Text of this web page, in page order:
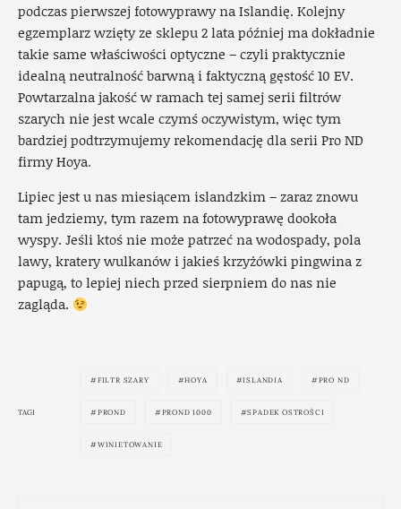
podczas pierwszej fotowyprawy na Islandię. Kolejny
egzemplarz wzięty ze sklepu 2 lata później ma dokładnie
takie same właściwości optyczne – czyli praktycznie
idealną neutralność barwną i faktyczną gęstość 10 EV.
Powtarzalna jakość w ramach tej samej serii filtrów
szarych nie jest wcale czymś oczywistym, więc tym
bardziej podtrzymujemy rekomendację dla serii Pro ND
firmy Hoya.
Lipiec jest u nas miesiącem islandzkim – zaraz znowu
tam jedziemy, tym razem na fotowyprawę dookoła
wyspy. Jeśli ktoś nie może patrzeć na wodospady, pola
lawy, kratery wulkanów i jakieś krzyżówki pingwina z
papugą, to lepiej niech przed sierpniem do nas nie
zagląda.
TAGI
FILTR SZARY HOYA ISLANDIA PRO ND
PROND PROND 1000 SPADEK OSTROŚCI
WINIETOWANIE